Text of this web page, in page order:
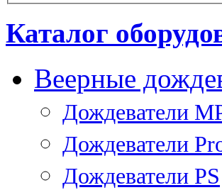
Каталог
Веерные
Дождеватели
Дождеватели
Дождеватели PS